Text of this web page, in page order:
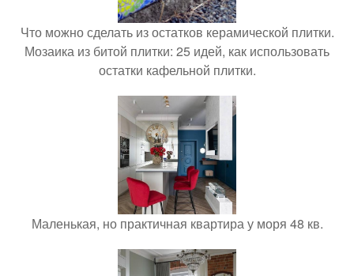
Что можно сделать из остатков керамической плитки.
Мозаика из битой плитки: 25 идей, как использовать
остатки кафельной плитки.
Маленькая, но практичная квартира у моря 48 кв.